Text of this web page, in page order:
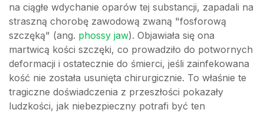
na ciągłe wdychanie oparów tej substancji, zapadali na
straszną chorobę zawodową zwaną "fosforową
szczęką" (ang. phossy jaw). Objawiała się ona
martwicą kości szczęki, co prowadziło do potwornych
deformacji i ostatecznie do śmierci, jeśli zainfekowana
kość nie została usunięta chirurgicznie. To właśnie te
tragiczne doświadczenia z przeszłości pokazały
ludzkości, jak niebezpieczny potrafi być ten